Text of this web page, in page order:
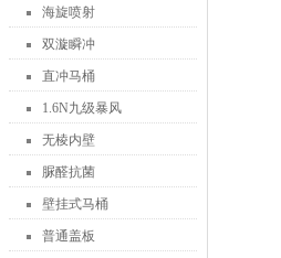
海旋喷射
双漩瞬冲
直冲马桶
1.6N九级暴风
无棱内壁
脲醛抗菌
壁挂式马桶
普通盖板